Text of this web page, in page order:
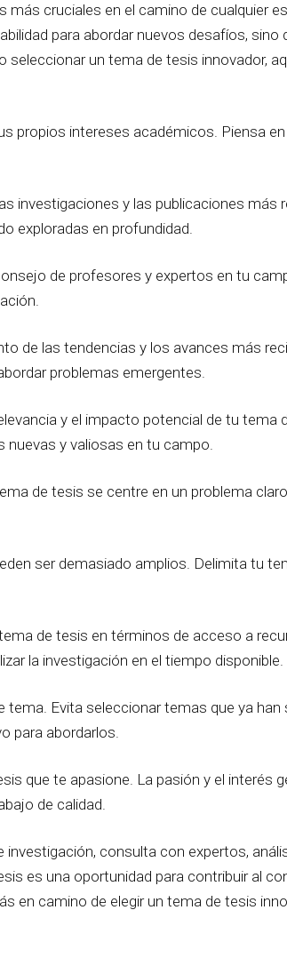
cruciales en el camino de cualquier
para abordar nuevos desafíos,
un tema de tesis innovador,
propios intereses académicos. Piensa
investigaciones y las publicaciones
exploradas en profundidad.
de profesores y expertos en tu
de las tendencias y los avances más
problemas emergentes.
y el impacto potencial de tu
nuevas y valiosas en tu campo.
de tesis se centre en un problema
ser demasiado amplios. Delimita tu
de tesis en términos de acceso a
la investigación en el tiempo disponible.
tema. Evita seleccionar temas que ya
para abordarlos.
que te apasione. La pasión y el interés
de calidad.
consulta con expertos,
es una oportunidad para contribuir al
en camino de elegir un tema de tesis